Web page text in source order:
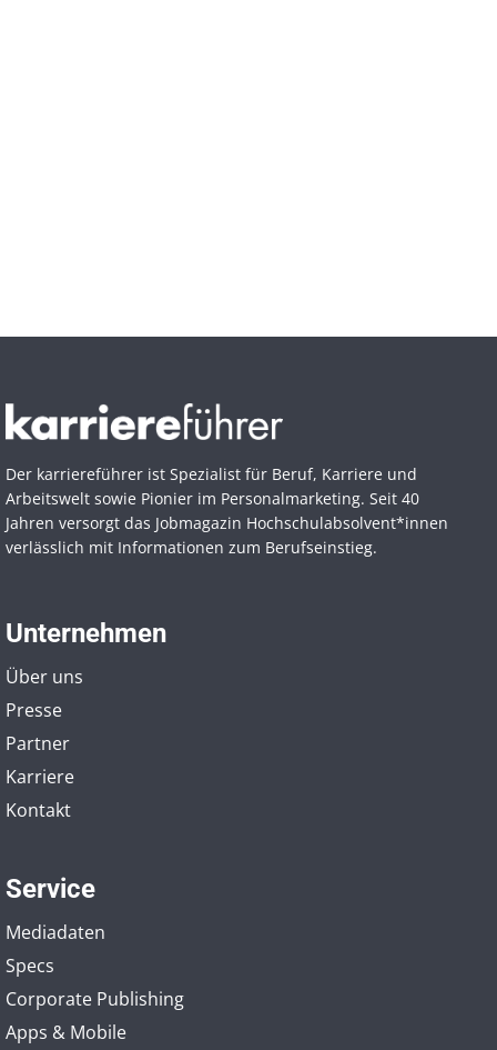
Der karriereführer ist Spezialist für Beruf, Karriere und
Arbeitswelt sowie Pionier im Personal­marketing. Seit 40
Jahren versorgt das Jobmagazin Hochschul­absolvent*innen
verlässlich mit Informationen zum Berufseinstieg.
Unternehmen
Über uns
Presse
Partner
Karriere
Kontakt
Service
Mediadaten
Specs
Corporate Publishing
Apps & Mobile